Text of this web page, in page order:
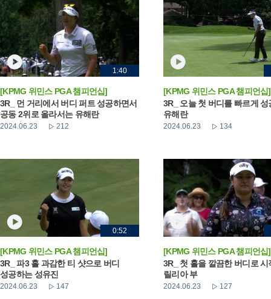
1:40
[KPMG 위민스 PGA 챔피언십]
3R_ 먼 거리에서 버디 퍼트 성공하면서
공동 2위로 올라서는 유해란
2024.06.23 212
[KPMG 위민스 PGA 챔피언십]
3R_ 오늘 첫 버디를 빠르게 성
유해란
2024.06.23 134
0:52
[KPMG 위민스 PGA 챔피언십]
3R_ 파3 홀 과감한 티 샷으로 버디
성공하는 성유진
2024.06.23 147
[KPMG 위민스 PGA 챔피언십]
3R_ 첫 홀을 깔끔한 버디로 시
릴리아 부
2024.06.23 127